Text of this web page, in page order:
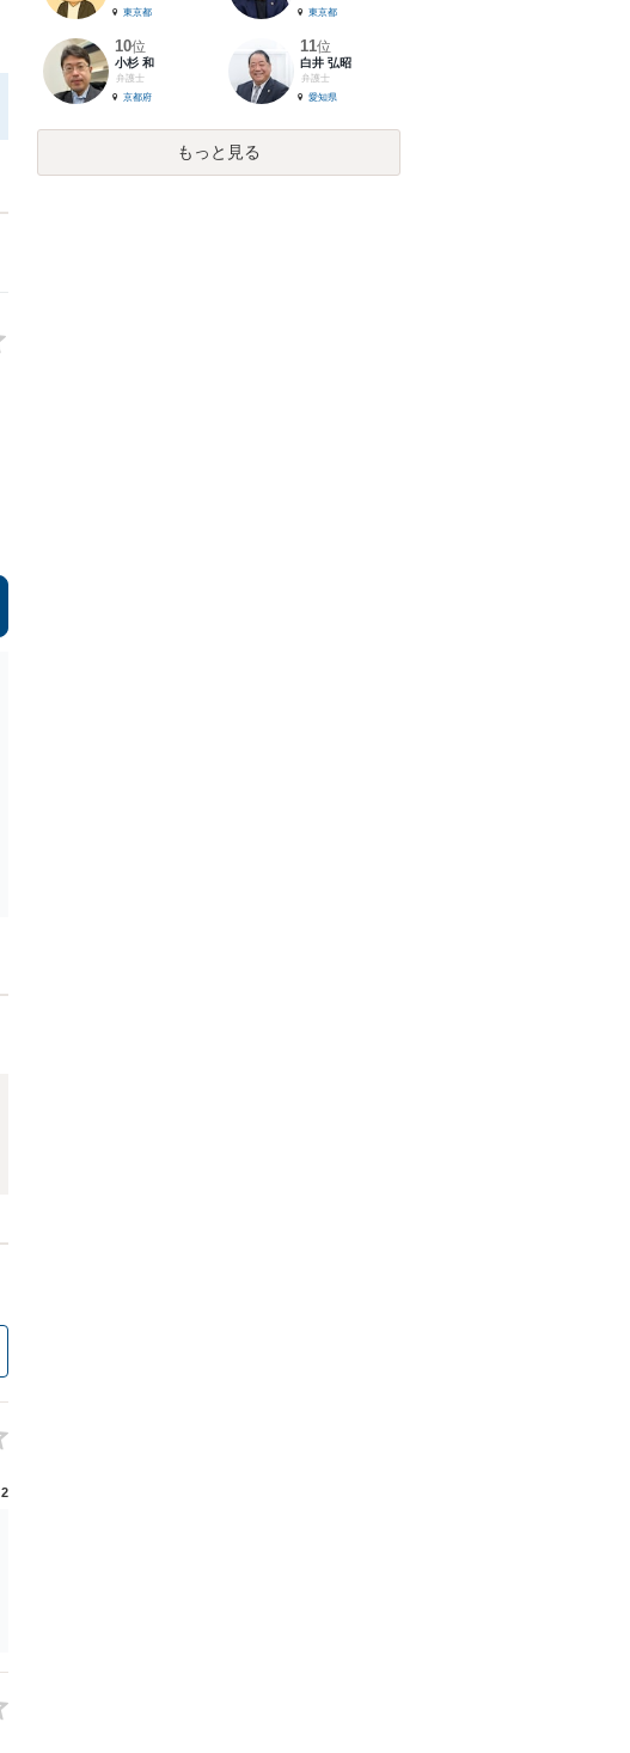
2
東京都
東京都
10位
小杉 和
弁護士
京都府
11位
白井 弘昭
弁護士
愛知県
もっと見る